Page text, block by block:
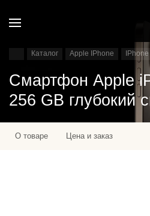
Каталог Apple IPhone
Смартфон Apple
256 GB глубокий
О товаре Цена и заказ